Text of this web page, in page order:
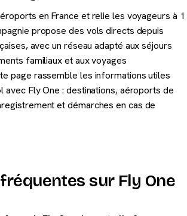
en France et relie les voyageurs à 1
propose des vols directs depuis
avec un réseau adapté aux séjours
familiaux et aux voyages
page rassemble les informations utiles
avec Fly One : destinations, aéroports de
et démarches en cas de
sur Fly One